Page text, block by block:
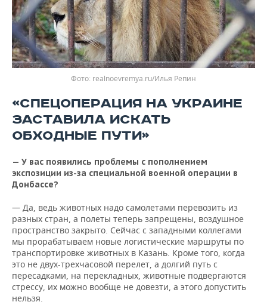
realnoevremya.ru/Илья Репин
«СПЕЦОПЕРАЦИЯ НА УКРАИНЕ
ЗАСТАВИЛА ИСКАТЬ
ОБХОДНЫЕ ПУТИ»
— У вас появились проблемы с пополнением
экспозиции из-за специальной военной операции в
Донбассе?
— Да, ведь животных надо самолетами перевозить из
разных стран, а полеты теперь запрещены, воздушное
пространство закрыто. Сейчас с западными коллегами
мы прорабатываем новые логистические маршруты по
транспортировке животных в Казань. Кроме того, когда
это не двух-трехчасовой перелет, а долгий путь с
пересадками, на перекладных, животные подвергаются
стрессу, их можно вообще не довезти, а этого допустить
нельзя.